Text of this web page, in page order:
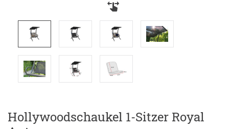
Hollywoodschaukel 1-Sitzer Royal